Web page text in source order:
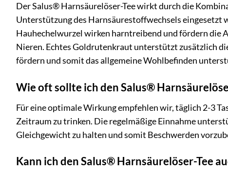
Der Salus® Harnsäurelöser-Tee wirkt durch die
Unterstützung des Harnsäurestoffwechsels eingesetzt
Hauhechelwurzel wirken harntreibend und fördern die
Nieren. Echtes Goldrutenkraut unterstützt zusätzlich
fördern und somit das allgemeine Wohlbefinden
Wie oft sollte ich den Salus®
Für eine optimale Wirkung empfehlen wir, täglich 2-3
Zeitraum zu trinken. Die regelmäßige Einnahme
Gleichgewicht zu halten und somit Beschwerden
Kann ich den Salus® Harnsäurelöser-Tee